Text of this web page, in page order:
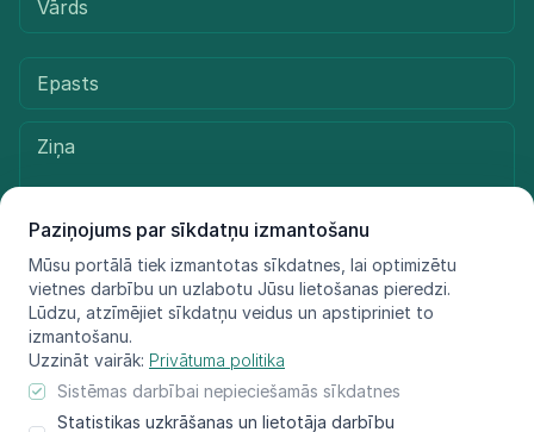
Paziņojums par sīkdatņu izmantošanu
Mūsu portālā tiek izmantotas sīkdatnes, lai optimizētu
vietnes darbību un uzlabotu Jūsu lietošanas pieredzi.
Lūdzu, atzīmējiet sīkdatņu veidus un apstipriniet to
izmantošanu.
Uzzināt vairāk: Privātuma politika
Sistēmas darbībai nepieciešamās sīkdatnes
Statistikas uzkrāšanas un lietotāja darbību
Sūtīt ziņu
© LIFE FOR SPECIES, 2021 - 2025
Informācija atspoguļo tikai projekta LIFE FOR SPECIES īstenotāju